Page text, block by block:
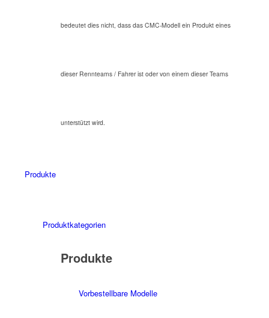
bedeutet dies nicht, dass das CMC-Modell ein Produkt eines
dieser Rennteams / Fahrer ist oder von einem dieser Teams
unterstützt wird.
Produkte
Produktkategorien
Produkte
Vorbestellbare Modelle